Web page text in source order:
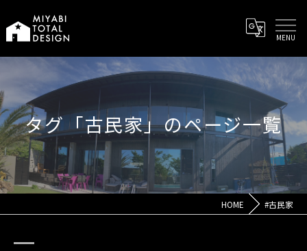
タグ「古民家」のページ一覧
HOME #古民家